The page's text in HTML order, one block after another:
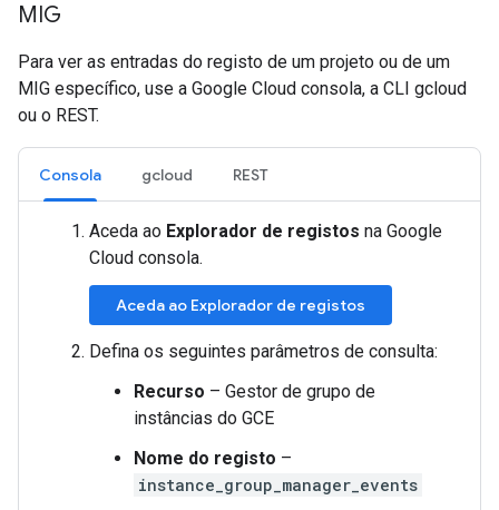
MIG
Para ver as entradas do registo de um projeto ou de um
MIG específico, use a Google Cloud consola, a CLI gcloud
ou o REST.
Consola gcloud REST
Aceda ao Explorador de registos na Google
Cloud consola.
Aceda ao Explorador de registos
Defina os seguintes parâmetros de consulta:
Recurso – Gestor de grupo de
instâncias do GCE
Nome do registo –
instance_group_manager_events